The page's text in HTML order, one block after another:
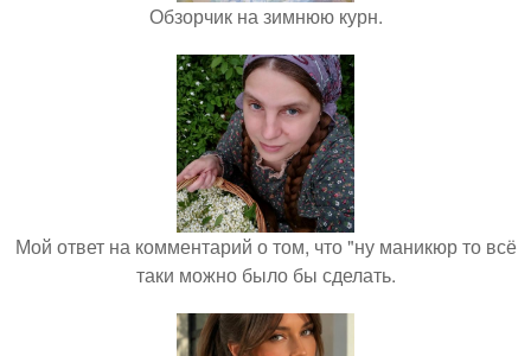
Обзорчик на зимнюю курн.
Мой ответ на комментарий о том, что "ну маникюр то всё
таки можно было бы сделать.